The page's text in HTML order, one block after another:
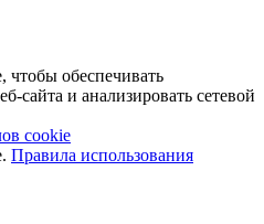
обеспечивать
сайта и анализировать сетевой
cookie
Правила использования